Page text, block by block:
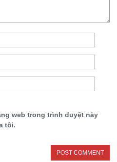
web trong trình duyệt này
tôi.